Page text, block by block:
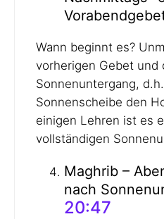
Wann beginnt es?
vorherigen Gebet und
Sonnenuntergang,
Sonnenscheibe den
einigen Lehren ist es
vollständigen
Maghrib –
nach
20:47